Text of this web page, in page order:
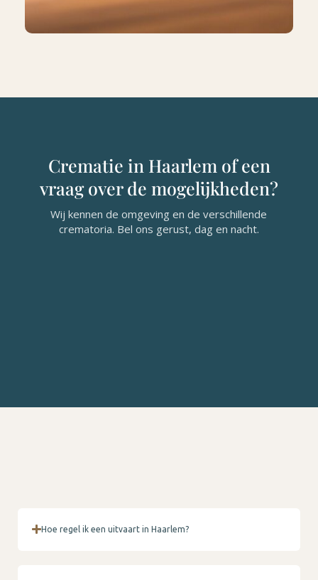
Crematie in Haarlem of een
vraag over de mogelijkheden?
Wij kennen de omgeving en de verschillende
crematoria. Bel ons gerust, dag en nacht.
Hoe regel ik een uitvaart in Haarlem?